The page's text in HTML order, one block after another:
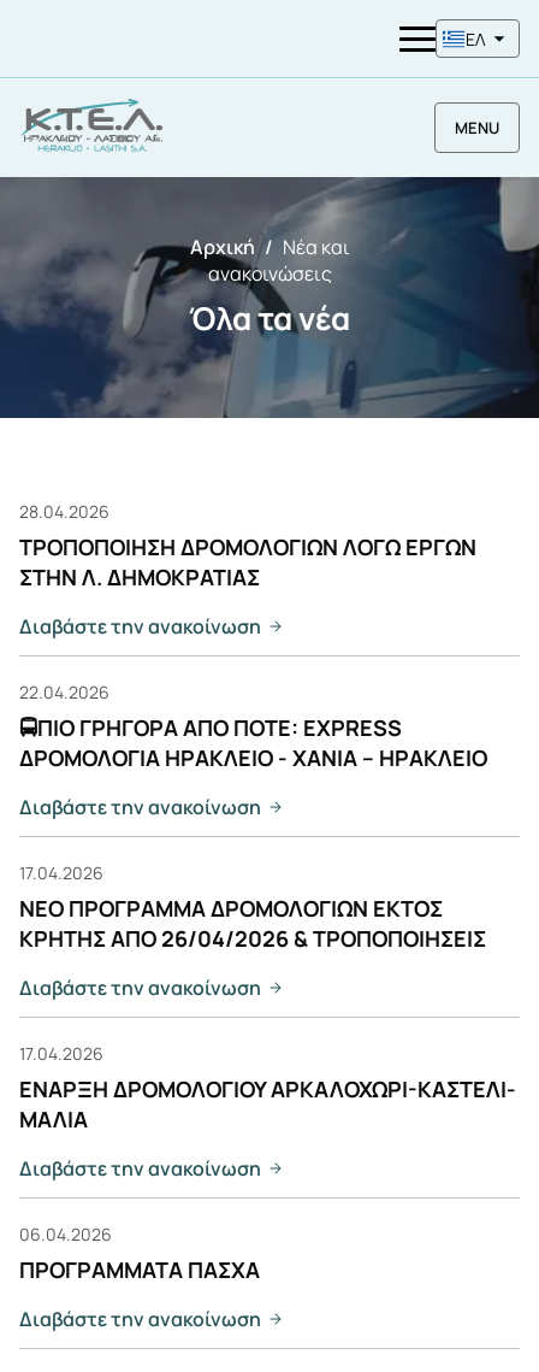
ΕΛ
MENU
Αρχική
Νέα και
ανακοινώσεις
Όλα τα νέα
28.04.2026
ΤΡΟΠΟΠΟΙΗΣΗ ΔΡΟΜΟΛΟΓΙΩΝ ΛΟΓΩ ΕΡΓΩΝ
ΣΤΗΝ Λ. ΔΗΜΟΚΡΑΤΙΑΣ
Διαβάστε την ανακοίνωση
22.04.2026
🚍ΠΙΟ ΓΡΗΓΟΡΑ ΑΠΟ ΠΟΤΕ: EXPRESS
ΔΡΟΜΟΛΟΓΙΑ ΗΡΑΚΛΕΙΟ - ΧΑΝΙΑ – ΗΡΑΚΛΕΙΟ
Διαβάστε την ανακοίνωση
17.04.2026
ΝΕΟ ΠΡΟΓΡΑΜΜΑ ΔΡΟΜΟΛΟΓΙΩΝ ΕΚΤΟΣ
ΚΡΗΤΗΣ ΑΠΟ 26/04/2026 & ΤΡΟΠΟΠΟΙΗΣΕΙΣ
Διαβάστε την ανακοίνωση
17.04.2026
ΕΝΑΡΞΗ ΔΡΟΜΟΛΟΓΙΟΥ ΑΡΚΑΛΟΧΩΡΙ-ΚΑΣΤΕΛΙ-
ΜΑΛΙΑ
Διαβάστε την ανακοίνωση
06.04.2026
ΠΡΟΓΡΑΜΜΑΤΑ ΠΑΣΧΑ
Διαβάστε την ανακοίνωση